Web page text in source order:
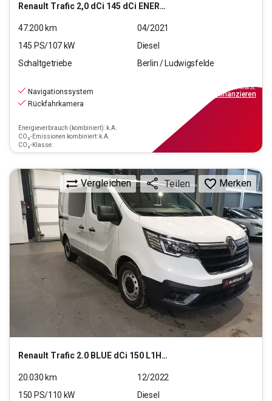
Renault Trafic 2,0 dCi 145 dCi ENERGY L1H1 3,0t Komfort
47.200 km
04/2021
145 PS/107 kW
Diesel
Schaltgetriebe
Berlin / Ludwigsfelde
Navigationssystem
Rückfahrkamera
Energieverbrauch (kombiniert): k.A.
CO₂-Emissionen kombiniert: k.A.
CO₂-Klasse:
inkl.MwSt.
finanzieren
Renault Trafic 2.0 BLUE dCi 150 L1H1 3,0t Komfort
Vergleichen Teilen Merken
20.030 km
12/2022
150 PS/110 kW
Diesel